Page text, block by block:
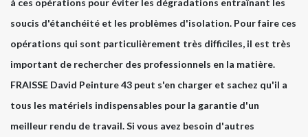
à ces opérations pour éviter les dégradations entraînant les
soucis d'étanchéité et les problèmes d'isolation. Pour faire ces
opérations qui sont particulièrement très difficiles, il est très
important de rechercher des professionnels en la matière.
FRAISSE David Peinture 43 peut s'en charger et sachez qu'il a
tous les matériels indispensables pour la garantie d'un
meilleur rendu de travail. Si vous avez besoin d'autres